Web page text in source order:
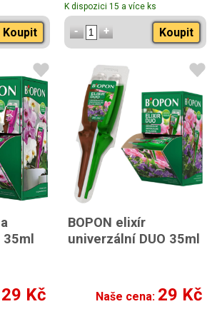
Koupit
K dispozici 15 a více ks
Koupit
29 Kč
BOPON elixír
univerzální DUO 35ml
Naše cena: 29 Kč